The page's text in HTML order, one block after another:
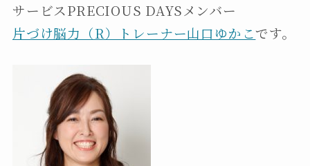
サービスPRECIOUS DAYSメンバー
片づけ脳力（R）トレーナー山口ゆかこです。